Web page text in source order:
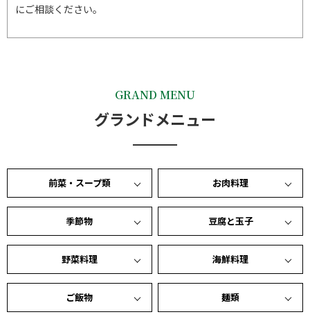
にご相談ください。
GRAND MENU
グランドメニュー
前菜・スープ類 お肉料理
季節物 豆腐と玉子
野菜料理 海鮮料理
ご飯物 麺類